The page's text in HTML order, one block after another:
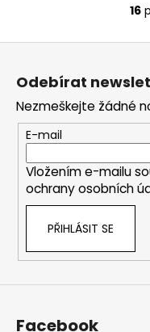
16
Z
Odebírat
Nezmeškejte žádné
E-mail
Vložením e-mailu
ochrany osobních
PŘIHLÁSIT SE
Facebook